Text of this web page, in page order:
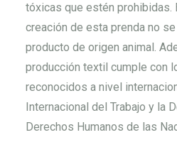
tóxicas que estén prohibidas.
creación de esta prenda no
producto de origen animal.
producción textil cumple con
reconocidos a nivel
Internacional del Trabajo y la
Derechos Humanos de las